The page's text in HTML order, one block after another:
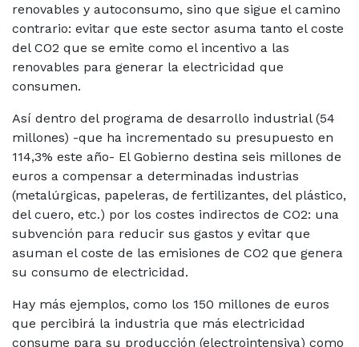
renovables y autoconsumo, sino que sigue el camino
contrario: evitar que este sector asuma tanto el coste
del CO2 que se emite como el incentivo a las
renovables para generar la electricidad que
consumen.
Así dentro del programa de desarrollo industrial (54
millones) -que ha incrementado su presupuesto en
114,3% este año- El Gobierno destina seis millones de
euros a compensar a determinadas industrias
(metalúrgicas, papeleras, de fertilizantes, del plástico,
del cuero, etc.) por los costes indirectos de CO2: una
subvención para reducir sus gastos y evitar que
asuman el coste de las emisiones de CO2 que genera
su consumo de electricidad.
Hay más ejemplos, como los 150 millones de euros
que percibirá la industria que más electricidad
consume para su producción (electrointensiva) como